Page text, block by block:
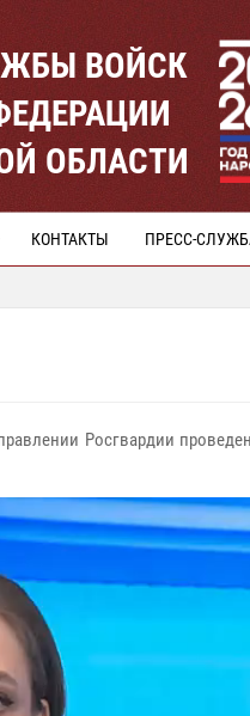
ВОЙСК
ОБЛАСТИ
КОНТАКТЫ ПРЕСС-
Росгвардии